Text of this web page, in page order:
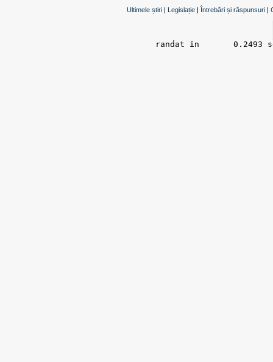
Ultimele știri | Legislație | Întrebări și răspunsuri |
randat în